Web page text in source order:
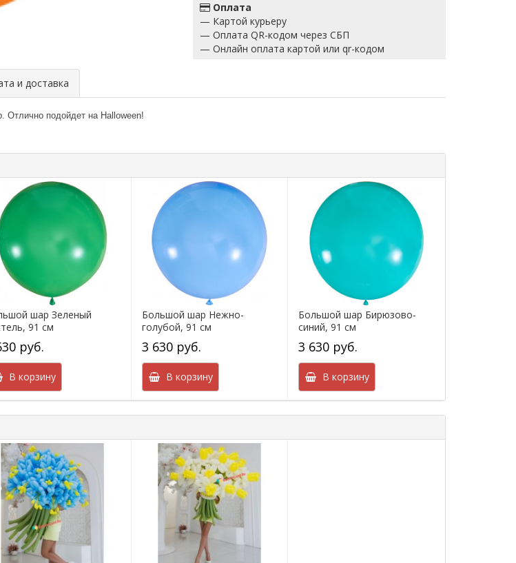
Оплата
— Картой курьеру
— Оплата QR-кодом через СБП
— Онлайн оплата картой или qr-кодом
и доставка
Отлично подойдет на Halloween!
шар Зеленый
91 см
руб.
В корзину
Большой шар Нежно-
голубой, 91 см
3 630 руб.
В корзину
Большой шар Бирюзово-
синий, 91 см
3 630 руб.
В корзину